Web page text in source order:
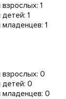
1
1
1
0
детей: 0
младенцев: 0